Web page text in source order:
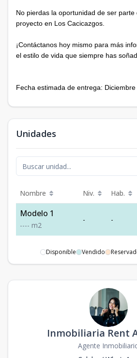
No pierdas la oportunidad de ser parte
proyecto en Los Cacicazgos.
¡Contáctanos hoy mismo para más
el estilo de vida que siempre has
Fecha estimada de entrega:
Unidades
Nombre Niv. Hab.
Modelo 1
---- m2
- -
Disponible Vendido
Inmobiliaria Rent
Agente